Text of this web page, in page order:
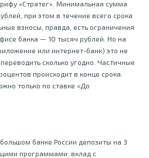
«Стратег». Минимальная сумма
при этом в течение всего срока
взносы, правда, есть ограничения
банка — 10 тысяч рублей. Но на
или интернет-банк) это не
сколько угодно. Частичные
происходит в конце срока.
только по ставке «До
банке России депозиты на 3
программами: вклад с